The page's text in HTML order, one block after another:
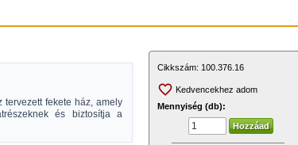
tervezett fekete ház, amely
és biztosítja a
Cikkszám: 100.376.16
Kedvencekhez adom
Mennyiség (db):